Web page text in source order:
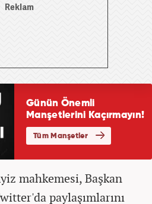
mahkemesi, Başkan
paylaşımlarını